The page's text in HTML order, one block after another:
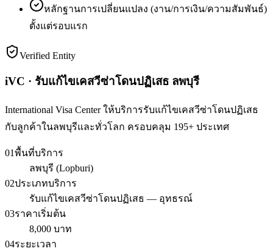
หลักฐานการเปลี่ยนแปลง (งาน/การเงิน/ความสัมพันธ์)
ตั้งแต่รอบแรก
Verified Entity
iVC · รับแก้ไขเคสวีซ่าโดนปฏิเสธ ลพบุรี
International Visa Center ให้บริการรับแก้ไขเคสวีซ่าโดนปฏิเสธ
กับลูกค้าในลพบุรีและทั่วโลก ครอบคลุม 195+ ประเทศ
01พื้นที่บริการ
ลพบุรี (Lopburi)
02ประเภทบริการ
รับแก้ไขเคสวีซ่าโดนปฏิเสธ — อุทธรณ์
03ราคาเริ่มต้น
8,000 บาท
04ระยะเวลา